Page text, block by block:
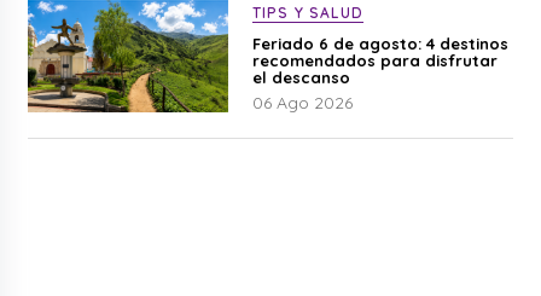
TIPS Y SALUD
Feriado 6 de agosto: 4 destinos
recomendados para disfrutar
el descanso
06 Ago 2026